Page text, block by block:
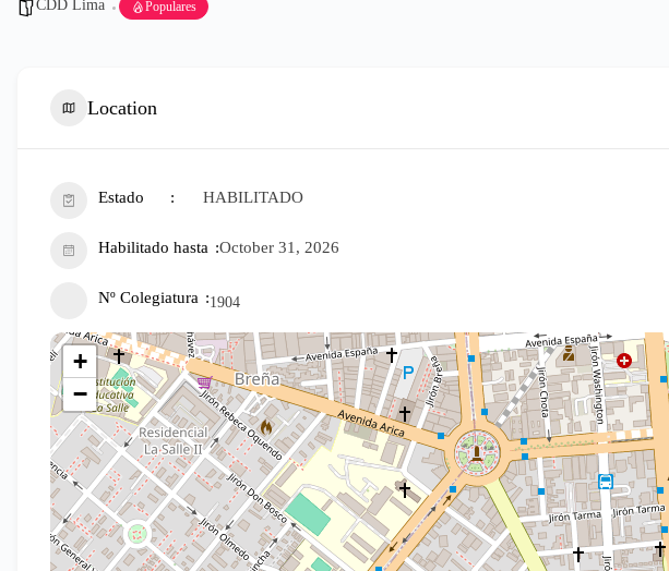
CDD Lima Populares
Location
Estado HABILITADO
Habilitado hasta October 31, 2026
Nº Colegiatura 1904
+
−